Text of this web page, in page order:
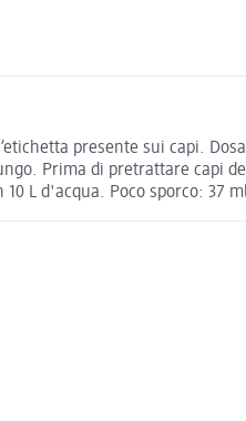
presente sui capi.
Prima di pretrattare capi
L d'acqua. Poco sporco: 37